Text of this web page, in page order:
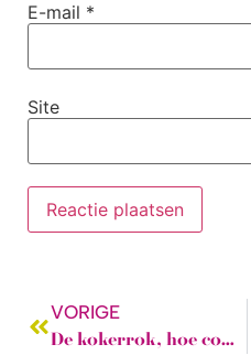
E-mail *
Site
VORIGE
De kokerrok, hoe combineer je hem eigenlijk?